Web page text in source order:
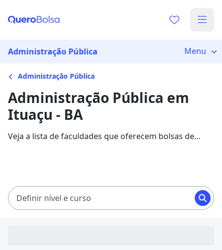
Administração Pública Menu
Administração Pública
Administração Pública em
Ituaçu - BA
Veja a lista de faculdades que oferecem bolsas de
Definir nível e curso